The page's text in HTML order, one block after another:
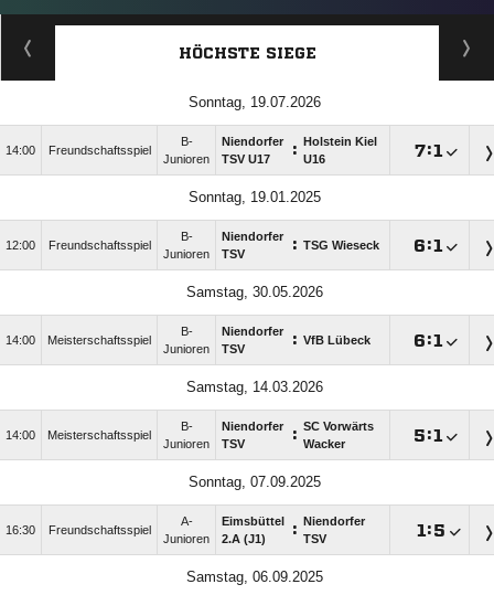
HÖCHSTE SIEGE
Sonntag, 19.07.2026
14:00 Freundschaftsspiel
B-
Junioren
Niendorfer
TSV U17
:
Holstein Kiel
U16
:
Sonntag, 19.01.2025
12:00 Freundschaftsspiel
B-
Junioren
Niendorfer
TSV
: TSG Wieseck :
Samstag, 30.05.2026
14:00 Meisterschaftsspiel
B-
Junioren
Niendorfer
TSV
: VfB Lübeck :
Samstag, 14.03.2026
14:00 Meisterschaftsspiel
B-
Junioren
Niendorfer
TSV
: SC Vorwärts
Wacker
:
Sonntag, 07.09.2025
16:30 Freundschaftsspiel
A-
Junioren
Eimsbüttel
2.A (J1)
:
Niendorfer
TSV
:
Samstag, 06.09.2025